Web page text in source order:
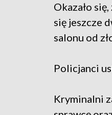
Okazało
się jeszcze
salonu od
Policjanci
Kryminalni